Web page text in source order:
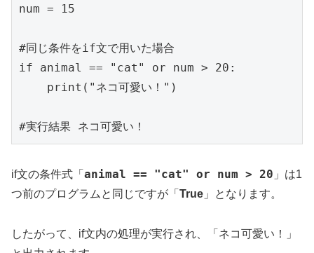
num = 15
#同じ条件をif文で用いた場合
if animal == "cat" or num > 20:
    print("ネコ可愛い！")
#実行結果 ネコ可愛い！
if文の条件式「 animal == "cat" or num > 20 」は1
つ前のプログラムと同じですが「 True 」となります。
したがって、if文内の処理が実行され、「ネコ可愛い！」